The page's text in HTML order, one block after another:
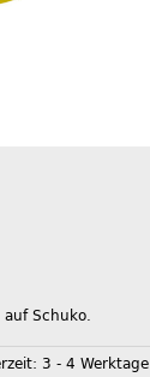
auf Schuko.
3 - 4 Werktage